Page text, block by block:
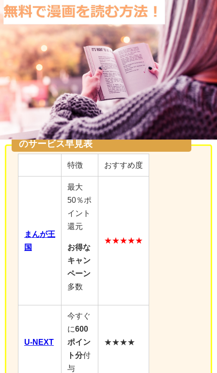
【ぶっカフェ！】を読むのにおすすめ
のサービス早見表
特徴 おすすめ度
まんが王
国
最大
50％ポ
イント
還元
お得な
キャン
ペーン
多数
★★★★★
U-NEXT
今すぐ
に600
ポイン
ト分付
与
★★★★